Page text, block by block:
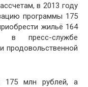
в 2013 году
программы 175
жильё 164
в пресс-службе
продовольственной
175 млн рублей, а